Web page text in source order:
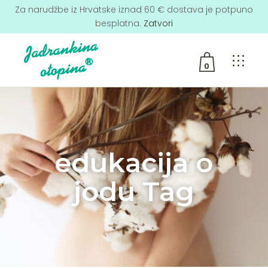
Za narudžbe iz Hrvatske iznad 60 € dostava je potpuno
besplatna. Zatvori
0
No products in the cart.
edukacija o
jodu Tag